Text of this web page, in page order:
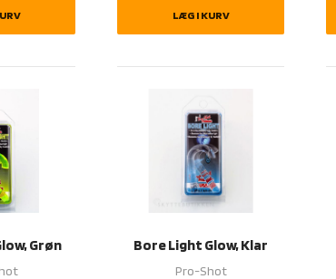
LÆG I KURV
Grøn Bore Light Glow, Klar
Pro-Shot